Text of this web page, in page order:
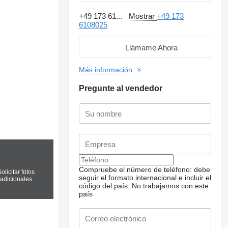
fotos
adicionales
+49 173 61... Mostrar+49 173
6108025
Llámame Ahora
Más información
Pregunte al vendedor
Compruebe el número de teléfono: debe
seguir el formato internacional e incluir el
código del país. No trabajamos con este
país